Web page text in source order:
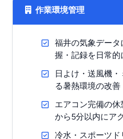
作業環境管理
福井の気象デー
握・記録を日常的
日よけ・送風機
る暑熱環境の改善
エアコン完備の
から5分以内にア
冷水・スポーツ